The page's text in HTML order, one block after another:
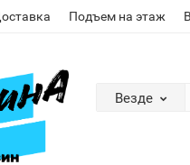
Подъем на этаж
Везде